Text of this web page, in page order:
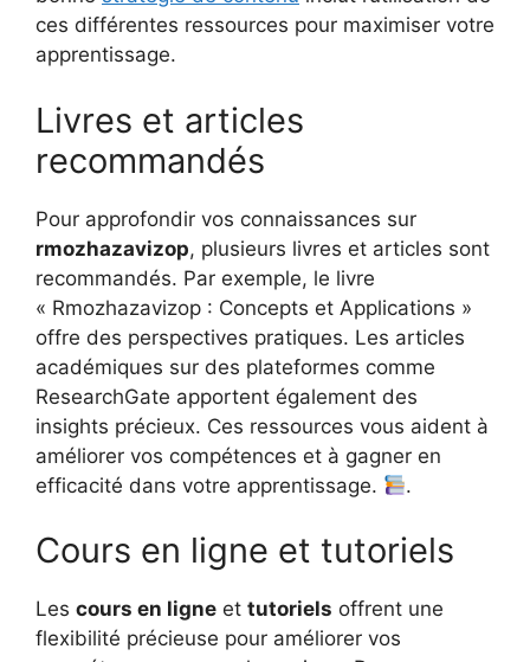
ces différentes ressources pour maximiser votre
apprentissage.
Livres et articles
recommandés
Pour approfondir vos connaissances sur
rmozhazavizop, plusieurs livres et articles sont
recommandés. Par exemple, le livre
« Rmozhazavizop : Concepts et Applications »
offre des perspectives pratiques. Les articles
académiques sur des plateformes comme
ResearchGate apportent également des
insights précieux. Ces ressources vous aident à
améliorer vos compétences et à gagner en
efficacité dans votre apprentissage.
.
Cours en ligne et tutoriels
Les cours en ligne et tutoriels offrent une
flexibilité précieuse pour améliorer vos